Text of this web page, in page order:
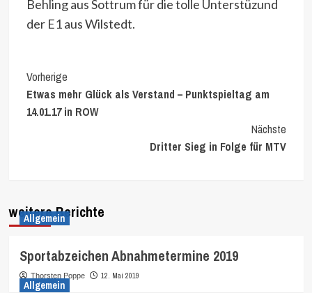
Behling aus Sottrum für die tolle Unterstüzund
der E1 aus Wilstedt.
Continue
Reading
Vorherige
Etwas mehr Glück als Verstand – Punktspieltag am
14.01.17 in ROW
Nächste
Dritter Sieg in Folge für MTV
weitere Berichte
Allgemein
Sportabzeichen Abnahmetermine 2019
Thorsten Poppe 12. Mai 2019
Allgemein